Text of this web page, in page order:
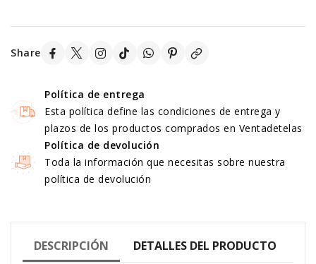
Share
Política de entrega
Esta política define las condiciones de entrega y
plazos de los productos comprados en Ventadetelas
Política de devolución
Toda la información que necesitas sobre nuestra
política de devolución
DESCRIPCIÓN DETALLES DEL PRODUCTO